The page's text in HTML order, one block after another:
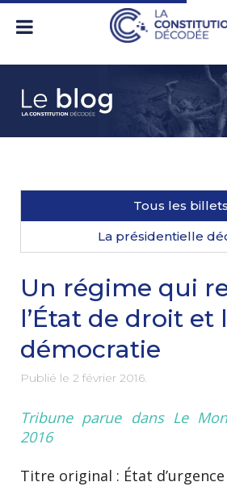
Tous les billets
La présidentielle
Un régime qui
l’État de droit et
démocratie
Publié le 2 février 2016
Tribune parue dans Le
2016
Titre original : État